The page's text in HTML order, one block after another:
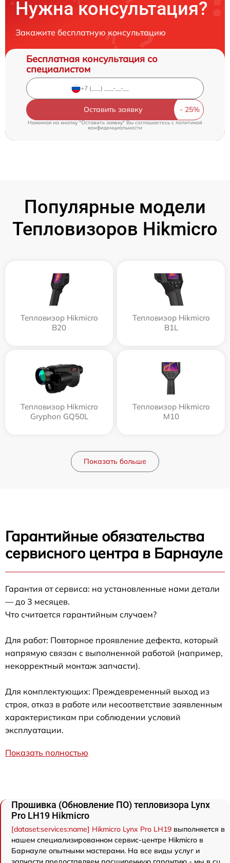
Нужна консультация?
Закажите бесплатную консультацию
Бесплатная консультация со
специалистом
Оставить заявку
Нажимая на кнопку "Оставить заявку" Вы соглашаетесь cполитикой
конфиденциальности
Популярные модели
Тепловизоров Hikmicro
Тепловизор Hikmicro
B20
Тепловизор Hikmicro
B1L
Тепловизор Hikmicro
Gryphon GQ50L
Тепловизор Hikmicro
M10
Показать больше
Гарантийные обязательства
сервисного центра в Барнауле
Гарантия от сервиса: на установленные нами детали
— до 3 месяцев.
Что считается гарантийным случаем?
Для работ: Повторное проявление дефекта, который
напрямую связан с выполненной работой (например,
некорректный монтаж запчасти).
Для комплектующих: Преждевременный выход из
строя, отказ в работе или несоответствие заявленным
характеристикам при соблюдении условий
эксплуатации.
Показать полностью
Прошивка (Обновление ПО) тепловизора Lynx
Pro LH19 Hikmicro
[dataset:services:name] Hikmicro Lynx Pro LH19 выполняется в
нашем специализированном сервис-центре Hikmicro в
Барнауле опытными мастерами. На все виды услуг и